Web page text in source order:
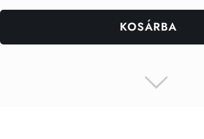
KOSÁRBA